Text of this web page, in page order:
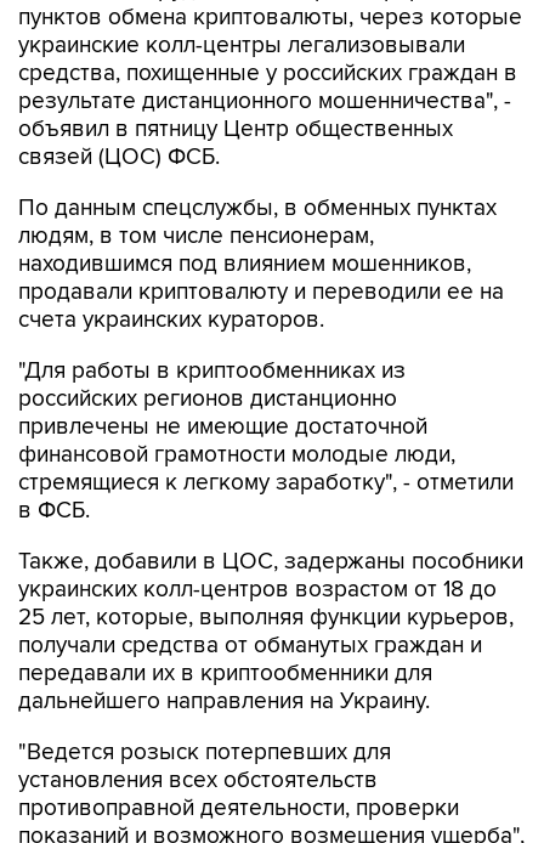
средства, похищенные у российских граждан в
результате дистанционного мошенничества", -
объявил в пятницу Центр общественных
связей (ЦОС) ФСБ.
По данным спецслужбы, в обменных пунктах
находившимся под влиянием мошенников,
продавали криптовалюту и переводили ее на
счета украинских кураторов.
"Для работы в криптообменниках из
привлечены не имеющие достаточной
финансовой грамотности молодые люди,
стремящиеся к легкому заработку", - отметили
в ФСБ.
Также, добавили в ЦОС, задержаны пособники
25 лет, которые, выполняя функции курьеров,
получали средства от обманутых граждан и
передавали их в криптообменники для
дальнейшего направления на Украину.
"Ведется розыск потерпевших для
противоправной деятельности, проверки
показаний и возможного возмещения ущерба",
- заявили в спецслужбе.